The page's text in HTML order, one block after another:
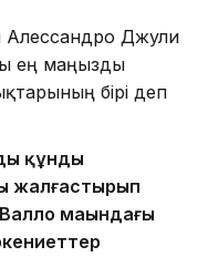
Алессандро Джули
ең маңызды
бірі деп
құнды
жалғастырып
маңындағы